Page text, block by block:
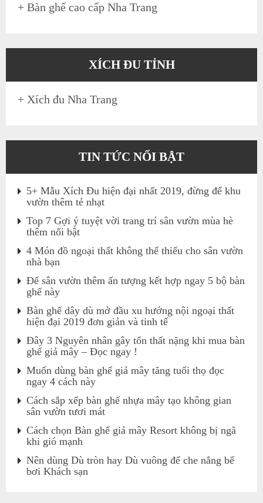
+ Bàn ghế cao cấp Nha Trang
XÍCH ĐU TỈNH
+ Xích đu Nha Trang
TIN TỨC NỔI BẬT
5+ Mẫu Xích Đu hiện đại nhất 2019, đừng để khu
vườn thêm tẻ nhạt
Top 7 Gợi ý tuyệt vời trang trí sân vườn mùa hè
thêm nổi bật
4 Món đồ ngoại thất không thể thiếu cho sân vườn
nhà bạn
Để sân vườn thêm ấn tượng kết hợp ngay 5 bộ bàn
ghế này
Bàn ghế dây dù mở đầu xu hướng nội ngoại thất
hiện đại 2019 đơn giản và tinh tế
Đây 3 Nguyên nhân gây tổn thất nặng khi mua bàn
ghế giả mây – Đọc ngay !
Muốn dùng bàn ghế giả mây tăng tuổi thọ đọc
ngay 4 cách này
Cách sắp xếp bàn ghế nhựa mây tạo không gian
sân vườn tươi mát
Cách chọn Bàn ghế giả mây Resort không bị ngã
khi gió mạnh
Nên dùng Dù tròn hay Dù vuông để che nắng bể
bơi Khách sạn